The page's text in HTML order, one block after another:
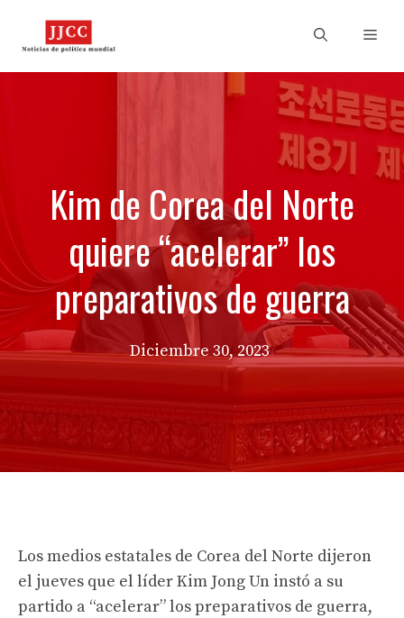
Kim de Corea del Norte
quiere “acelerar” los
preparativos de guerra
Diciembre 30, 2023
Los medios estatales de Corea del Norte dijeron
el jueves que el líder Kim Jong Un instó a su
partido a “acelerar” los preparativos de guerra,